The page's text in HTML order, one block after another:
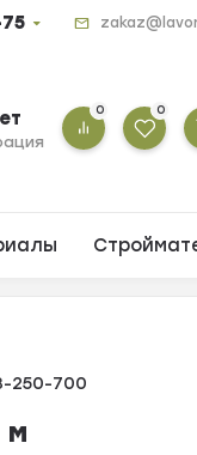
0 0
250-700
м